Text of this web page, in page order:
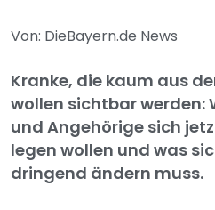
Von: DieBayern.de News
Kranke, die kaum aus
wollen sichtbar werden:
und Angehörige sich
legen wollen und was
dringend ändern muss.